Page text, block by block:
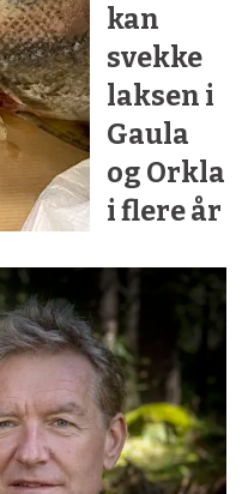
kan
svekke
laksen i
Gaula
og Orkla
i flere år